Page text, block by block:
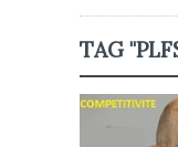
TAG